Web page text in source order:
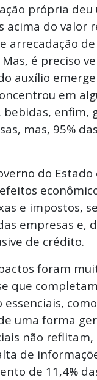
própria
acima do valor
arrecadação
é preciso
auxílio
em
enfim,
mas, 95%
do Estado
e impostos,
empresas e,
de crédito.
foram
que
uma forma
não
de
de 11,4%